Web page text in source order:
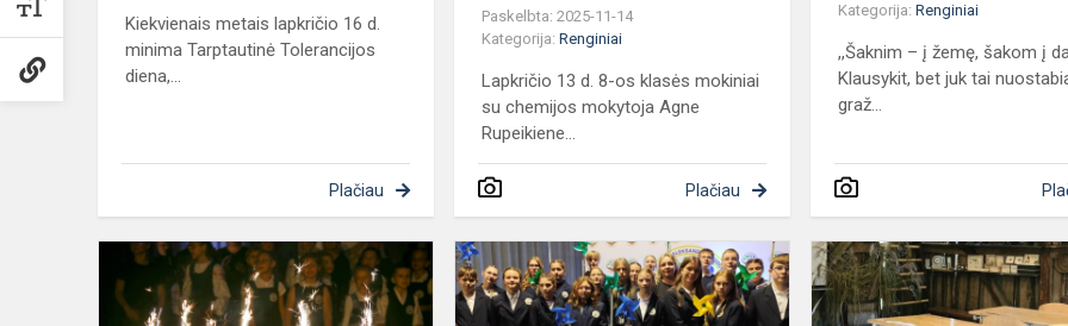
Kiekvienais metais lapkričio 16 d.
minima Tarptautinė Tolerancijos
diena,...
Plačiau
Paskelbta: 2025-11-14
Kategorija:Renginiai
Lapkričio 13 d. 8-os klasės mokiniai
su chemijos mokytoja Agne
Rupeikiene...
Plačiau
Kategorija:Renginiai
,,Šaknim – į žemę, šakom į
Klausykit, bet juk tai
graž...
Dituvos
Aleksandro
Teodoro
Moksleiviai
tapo
gidais